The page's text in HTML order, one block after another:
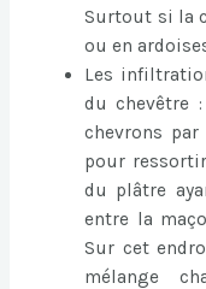
Surtout si la
ou en
Les
du chevêtre
chevrons
pour
du plâtre
entre la
Sur cet
mélange